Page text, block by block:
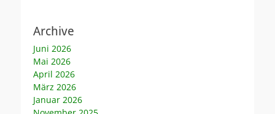
Archive
Juni 2026
Mai 2026
April 2026
März 2026
Januar 2026